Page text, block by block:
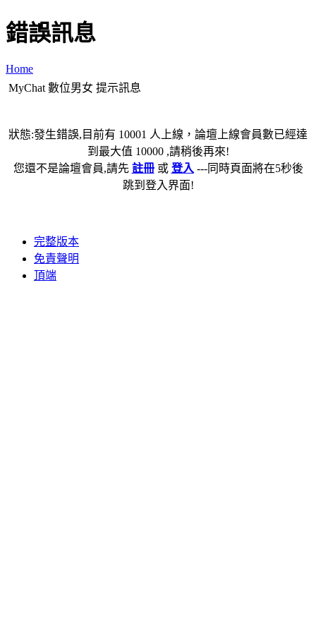
錯誤訊息
Home
MyChat 數位男女 提示訊息
狀態:發生錯誤,目前有 10001 人上線，論壇上線會員數已經達
到最大值 10000 ,請稍後再來!
您還不是論壇會員,請先 註冊或 登入 ---同時頁面將在5秒後
跳到登入界面!
完整版本
免責聲明
頂端